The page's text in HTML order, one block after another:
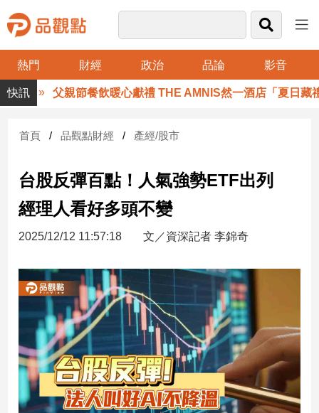
熱門 財經 政治 品論 影音
品
觀
財
台
財
新
產
經/
房
地
產
父親節餐飲暖心獻禮 THE AMNIS然一酒店「夏日藏禮」
首頁 品觀點財經 產經/股市
台股反彈百點！人氣強勢ETF出列
經理人看好多頭不變
2025/12/12 11:57:18 文／資深記者 李錦奇